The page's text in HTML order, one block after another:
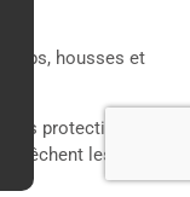
draps, housses et
: Ces protections
les